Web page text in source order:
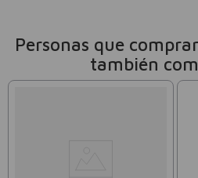
Personas que
también